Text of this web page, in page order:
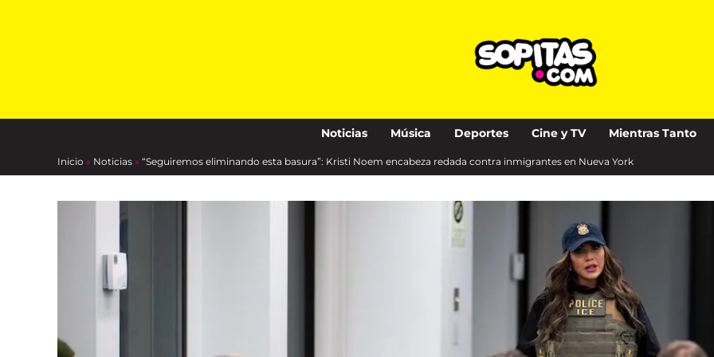
Noticias Música Deportes Cine y TV Mientras Tanto
Inicio » Noticias » “Seguiremos eliminando esta basura”: Kristi Noem encabeza redada contra inmigrantes en Nueva York